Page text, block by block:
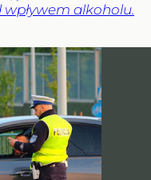
alkoholu.